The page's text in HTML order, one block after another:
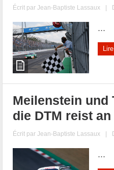
Écrit parJean-Baptiste Lassaux |
...
Lire
Meilenstein und
die DTM reist
Écrit parJean-Baptiste Lassaux |
...